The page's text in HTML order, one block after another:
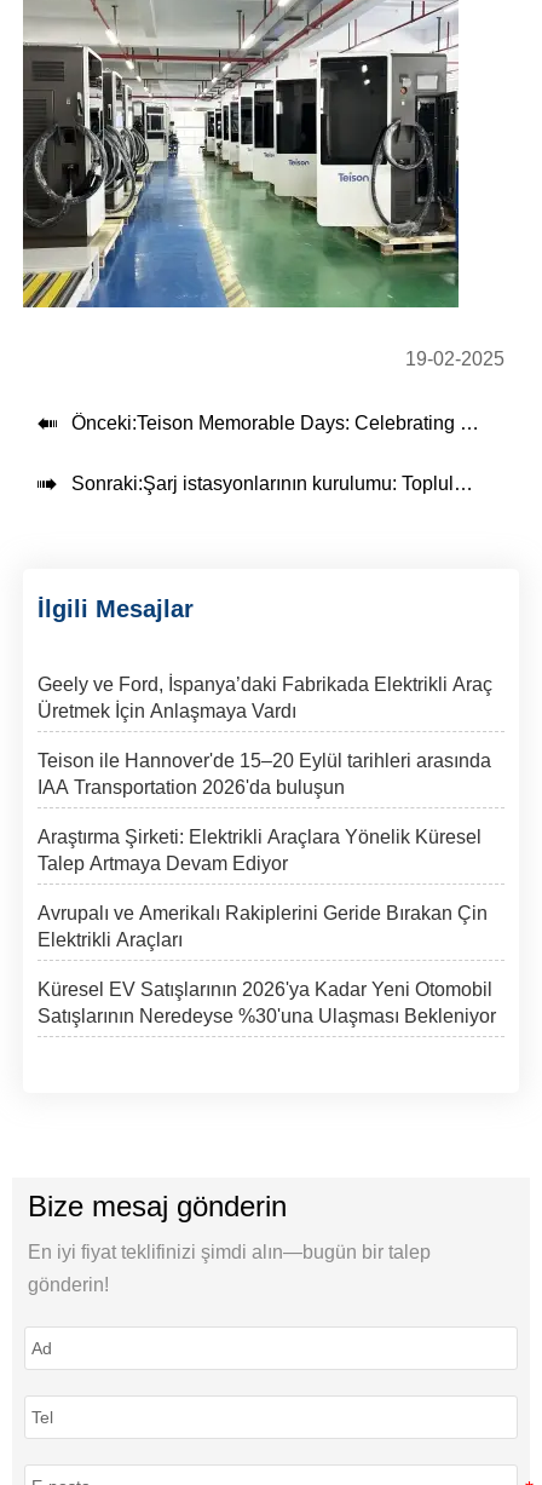
19-02-2025
 Önceki:Teison Memorable Days: Celebrating Innovation and Friendship
 Sonraki:Şarj istasyonlarının kurulumu: Topluluğunuz için hiçbir maliyeti yoktur
İlgili Mesajlar
Geely ve Ford, İspanya’daki Fabrikada Elektrikli Araç
Üretmek İçin Anlaşmaya Vardı
Teison ile Hannover'de 15–20 Eylül tarihleri arasında
IAA Transportation 2026'da buluşun
Araştırma Şirketi: Elektrikli Araçlara Yönelik Küresel
Talep Artmaya Devam Ediyor
Avrupalı ve Amerikalı Rakiplerini Geride Bırakan Çin
Elektrikli Araçları
Küresel EV Satışlarının 2026'ya Kadar Yeni Otomobil
Satışlarının Neredeyse %30'una Ulaşması Bekleniyor
Bize mesaj gönderin
En iyi fiyat teklifinizi şimdi alın—bugün bir talep
gönderin!